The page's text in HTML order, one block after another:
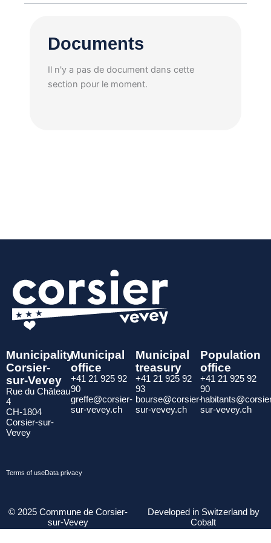
Documents
Il n'y a pas de document dans cette
section pour le moment.
Municipality
Corsier-
sur-Vevey
Rue du Château
4
CH-1804
Corsier-sur-
Vevey
Municipal
office
+41 21 925 92
90
greffe@corsier-
sur-vevey.ch
Municipal
treasury
+41 21 925 92
93
bourse@corsier-
sur-vevey.ch
Population
office
+41 21 925 92
90
sur-vevey.ch
Terms of useData privacy
© 2025 Commune de Corsier-
sur-Vevey
Developed in Switzerland by
Cobalt